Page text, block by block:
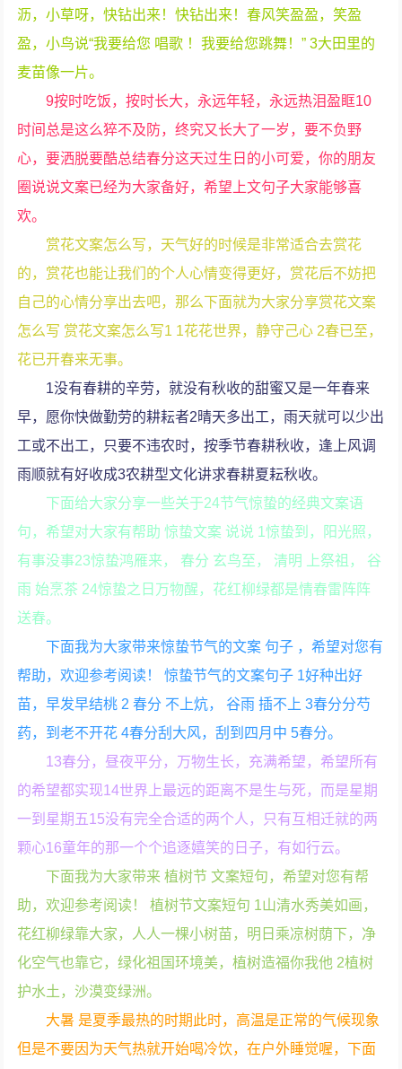
沥，小草呀，快钻出来！快钻出来！春风笑盈盈，笑盈
盈，小鸟说“我要给您 唱歌 ！我要给您跳舞！” 3大田里的
麦苗像一片。
9按时吃饭，按时长大，永远年轻，永远热泪盈眶10
时间总是这么猝不及防，终究又长大了一岁，要不负野
心，要洒脱要酷总结春分这天过生日的小可爱，你的朋友
圈说说文案已经为大家备好，希望上文句子大家能够喜
欢。
赏花文案怎么写，天气好的时候是非常适合去赏花
的，赏花也能让我们的个人心情变得更好，赏花后不妨把
自己的心情分享出去吧，那么下面就为大家分享赏花文案
怎么写 赏花文案怎么写1 1花花世界，静守己心 2春已至，
花已开春来无事。
1没有春耕的辛劳，就没有秋收的甜蜜又是一年春来
早，愿你快做勤劳的耕耘者2晴天多出工，雨天就可以少出
工或不出工，只要不违农时，按季节春耕秋收，逢上风调
雨顺就有好收成3农耕型文化讲求春耕夏耘秋收。
下面给大家分享一些关于24节气惊蛰的经典文案语
句，希望对大家有帮助 惊蛰文案 说说 1惊蛰到，阳光照，
有事没事23惊蛰鸿雁来， 春分 玄鸟至， 清明 上祭祖， 谷
雨 始烹茶 24惊蛰之日万物醒，花红柳绿都是情春雷阵阵
送春。
下面我为大家带来惊蛰节气的文案 句子 ，希望对您有
帮助，欢迎参考阅读！ 惊蛰节气的文案句子 1好种出好
苗，早发早结桃 2 春分 不上炕， 谷雨 插不上 3春分分芍
药，到老不开花 4春分刮大风，刮到四月中 5春分。
13春分，昼夜平分，万物生长，充满希望，希望所有
的希望都实现14世界上最远的距离不是生与死，而是星期
一到星期五15没有完全合适的两个人，只有互相迁就的两
颗心16童年的那一个个追逐嬉笑的日子，有如行云。
下面我为大家带来 植树节 文案短句，希望对您有帮
助，欢迎参考阅读！ 植树节文案短句 1山清水秀美如画，
花红柳绿靠大家，人人一棵小树苗，明日乘凉树荫下，净
化空气也靠它，绿化祖国环境美，植树造福你我他 2植树
护水土，沙漠变绿洲。
大暑 是夏季最热的时期此时，高温是正常的气候现象
但是不要因为天气热就开始喝冷饮，在户外睡觉喔，下面